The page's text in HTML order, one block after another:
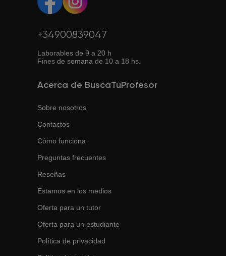
+34900839047
Laborables de 9 a 20 h
Fines de semana de 10 a 18 hs.
Acerca de BuscaTuProfesor
Sobre nosotros
Contactos
Cómo funciona
Preguntas frecuentes
Reseñas
Estamos en los medios
Oferta para un tutor
Oferta para un estudiante
Política de privacidad